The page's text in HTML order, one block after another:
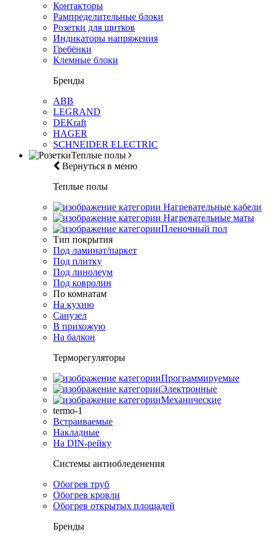
Контакторы
Рампределительные блоки
Розетки для щитков
Индикаторы напряжения
Гребёнки
Клемные блоки
Бренды
ABB
LEGRAND
DEKraft
HAGER
SCHNEIDER ELECTRIC
Теплые полы
Вернуться в меню
Теплые полы
Нагревательные кабели
Нагревательные маты
Пленочный пол
Тип покрытия
Под ламинат/паркет
Под плитку
Под линолеум
Под ковролин
По комнатам
На кухню
Санузел
В прихожую
На балкон
Терморегуляторы
Программируемые
Электронные
Механические
termo-1
Встраиваемые
Накладные
На DIN-рейку
Системы антиобледенения
Обогрев труб
Обогрев кровли
Обогрев открытых площадей
Бренды